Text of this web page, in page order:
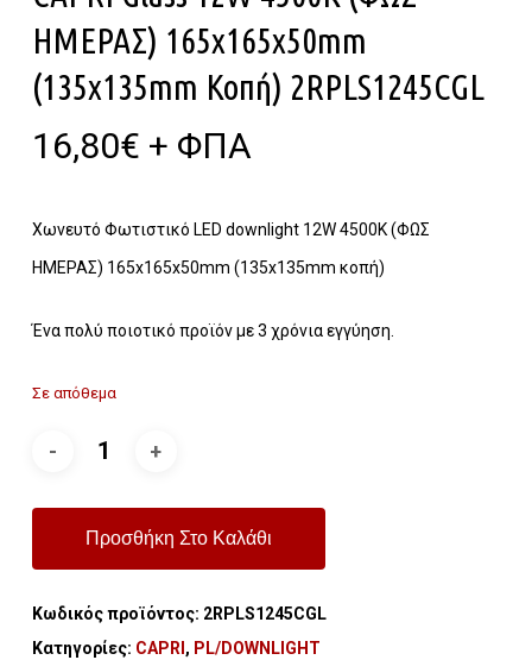
ΗΜΕΡΑΣ) 165x165x50mm
(135x135mm Κοπή) 2RPLS1245CGL
16,80€ + ΦΠΑ
Χωνευτό Φωτιστικό LED downlight 12W 4500K (ΦΩΣ
ΗΜΕΡΑΣ) 165x165x50mm (135x135mm κοπή)
Ένα πολύ ποιοτικό προϊόν με 3 χρόνια εγγύηση.
Σε απόθεμα
Προσθήκη Στο Καλάθι
Κωδικός προϊόντος: 2RPLS1245CGL
Κατηγορίες: CAPRI , PL/DOWNLIGHT